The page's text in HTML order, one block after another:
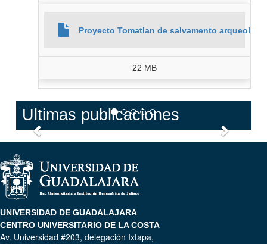
Proyecto Tomatlan de salvamento
22 MB
Ultimas publicaciones
Anterior
UNIVERSIDAD DE GUADALAJARA
CENTRO UNIVERSITARIO DE LA COSTA
Av. Universidad #203, delegación Ixtapa,